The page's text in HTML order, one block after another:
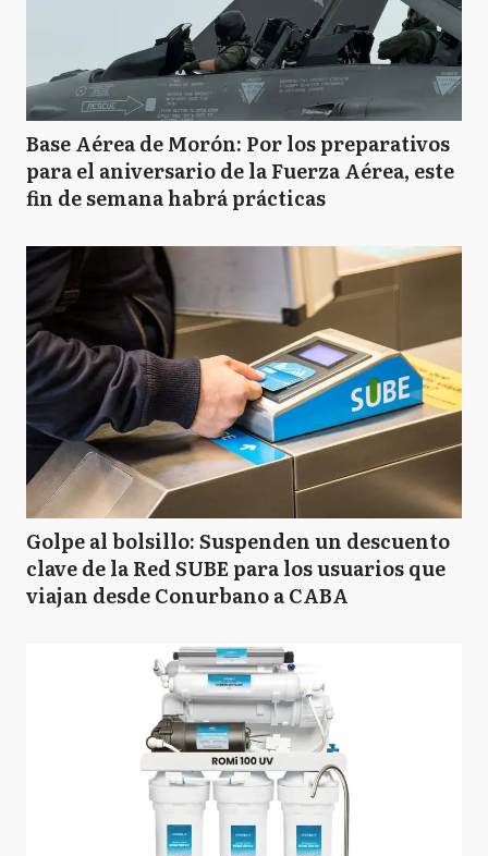
Base Aérea de Morón: Por los preparativos
para el aniversario de la Fuerza Aérea, este
fin de semana habrá prácticas
Golpe al bolsillo: Suspenden un descuento
clave de la Red SUBE para los usuarios que
viajan desde Conurbano a CABA